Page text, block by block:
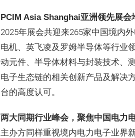
PCIM Asia Shanghai亚洲领先展会
2025年展会共迎来265家中国境内
电机、英飞凌及罗姆半导体等行业
动元件、半导体材料与封装技术、
电子生态链的相关创新产品及解决
台的高度认可。
两大同期行业峰会，聚焦中国电力
主办方同样重视境内电力电子业界